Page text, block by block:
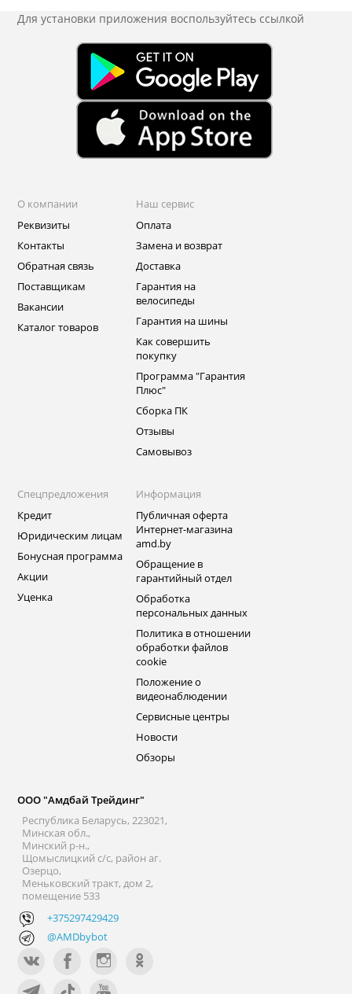
Для установки приложения воспользуйтесь ссылкой
О компании
Реквизиты
Контакты
Обратная связь
Поставщикам
Вакансии
Каталог товаров
Наш сервис
Оплата
Замена и возврат
Доставка
Гарантия на
велосипеды
Гарантия на шины
Как совершить
покупку
Программа "Гарантия
Плюс"
Сборка ПК
Отзывы
Самовывоз
Спецпредложения
Кредит
Юридическим лицам
Бонусная программа
Акции
Уценка
Информация
Публичная оферта
Интернет-магазина
amd.by
Обращение в
гарантийный отдел
Обработка
персональных данных
Политика в отношении
обработки файлов
cookie
Положение о
видеонаблюдении
Сервисные центры
Новости
Обзоры
ООО "Амдбай Трейдинг"
Республика Беларусь, 223021,
Минская обл.,
Минский р-н.,
Щомыслицкий с/с, район аг.
Озерцо,
Меньковский тракт, дом 2,
помещение 533
+375297429429
@AMDbybot